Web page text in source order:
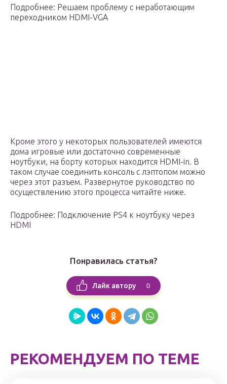
Подробнее: Решаем проблему с неработающим
переходником HDMI-VGA
Кроме этого у некоторых пользователей имеются
дома игровые или достаточно современные
ноутбуки, на борту которых находится HDMI-in. В
таком случае соединить консоль с лэптопом можно
через этот разъем. Развернутое руководство по
осуществлению этого процесса читайте ниже.
Подробнее: Подключение PS4 к ноутбуку через
HDMI
Понравилась статья?
Лайк автору 0
РЕКОМЕНДУЕМ ПО ТЕМЕ